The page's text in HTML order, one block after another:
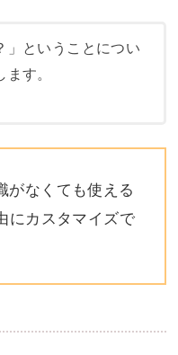
」ということについ
す。
がなくても使える
にカスタマイズで